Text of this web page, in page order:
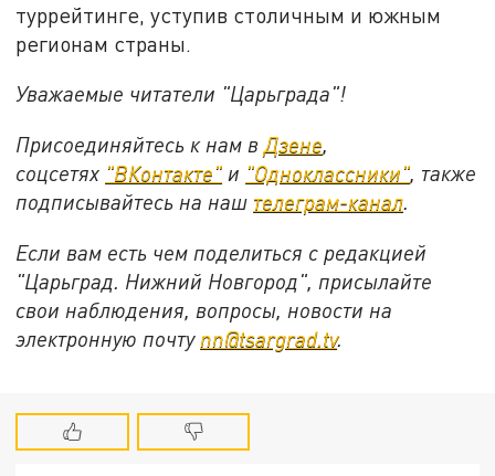
туррейтинге, уступив столичным и южным
регионам страны.
Уважаемые читатели "Царьграда"!
Присоединяйтесь к нам вДзене,
соцсетях "ВКонтакте" и "Одноклассники", также
подписывайтесь на наш телеграм-канал.
Если вам есть чем поделиться с редакцией
"Царьград. Нижний Новгород", присылайте
свои наблюдения, вопросы, новости на
электронную почту nn@tsargrad.tv.